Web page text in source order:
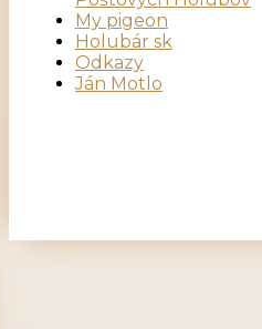
My pigeon
Holubár sk
Odkazy
Ján Motlo